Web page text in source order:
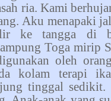
ria. Kami
Aku menapaki
ke tangga di
Toga mirip
oleh
kolam terapi
tinggal